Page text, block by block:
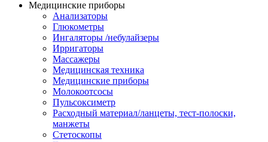
Медицинские приборы
Анализаторы
Глюкометры
Ингаляторы /небулайзеры
Ирригаторы
Массажеры
Медицинская техника
Медицинские приборы
Молокоотсосы
Пульсоксиметр
Расходный материал/ланцеты, тест-полоски,
манжеты
Стетоскопы